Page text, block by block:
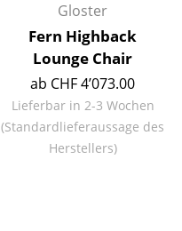
Gloster
Fern Highback
Lounge Chair
ab CHF 4’073.00
Lieferbar in 2-3 Wochen
(Standardlieferaussage des
Herstellers)